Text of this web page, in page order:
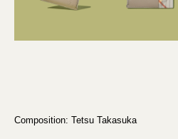
Composition: Tetsu Takasuka